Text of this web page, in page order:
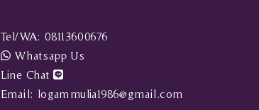
Tel/WA: 08113600676
Whatsapp Us
Line Chat
Email: logammulia1986@gmail.com